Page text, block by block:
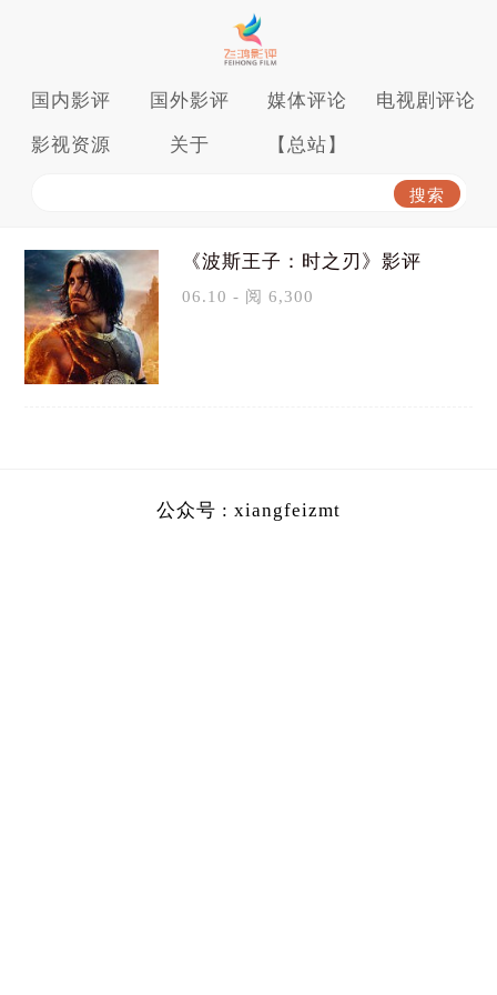
国内影评 国外影评 媒体评论 电视剧评论
影视资源 关于 【总站】
《波斯王子：时之刃》影评
06.10 - 阅 6,300
公众号 : xiangfeizmt